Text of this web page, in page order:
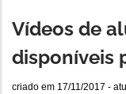
Vídeos de
disponíveis
criado em 17/11/2017 -